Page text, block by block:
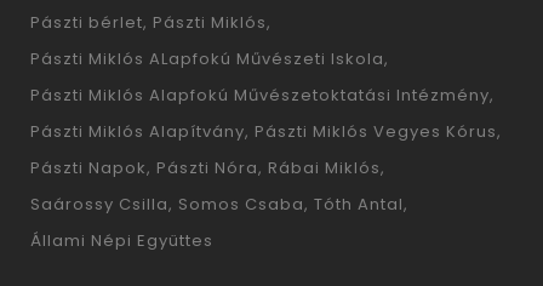
Pászti bérlet Pászti Miklós
Pászti Miklós ALapfokú Művészeti Iskola
Pászti Miklós Alapfokú Művészetoktatási Intézmény
Pászti Miklós Alapítvány Pászti Miklós Vegyes Kórus
Pászti Napok Pászti Nóra Rábai Miklós
Saárossy Csilla Somos Csaba Tóth Antal
Állami Népi Együttes